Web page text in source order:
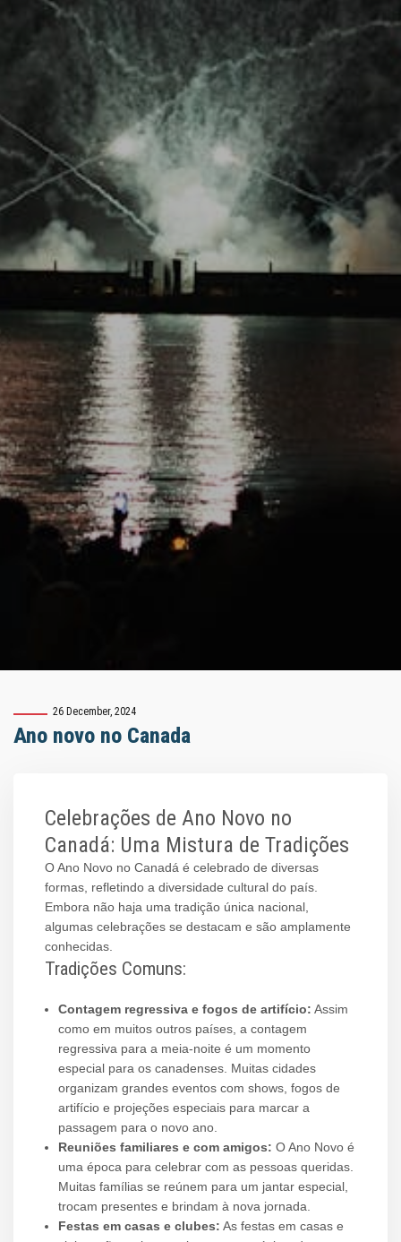
26 December, 2024
Ano novo no Canada
Celebrações de Ano Novo no
Canadá: Uma Mistura de Tradições
O Ano Novo no Canadá é celebrado de diversas
formas, refletindo a diversidade cultural do país.
Embora não haja uma tradição única nacional,
algumas celebrações se destacam e são amplamente
conhecidas.
Tradições Comuns:
Contagem regressiva e fogos de artifício: Assim
como em muitos outros países, a contagem
regressiva para a meia-noite é um momento
especial para os canadenses. Muitas cidades
organizam grandes eventos com shows, fogos de
artifício e projeções especiais para marcar a
passagem para o novo ano.
Reuniões familiares e com amigos: O Ano Novo é
uma época para celebrar com as pessoas queridas.
Muitas famílias se reúnem para um jantar especial,
trocam presentes e brindam à nova jornada.
Festas em casas e clubes: As festas em casas e